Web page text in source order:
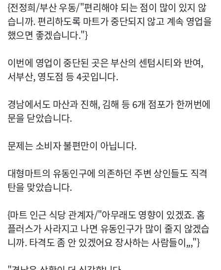
{전정희/부산 우동/"편리해야 되는 점이 많이 있지 않
습니까. 편리하도록 마트가 중단되지 않고 계속 영업을
했으면 좋겠습니다."}
이번에 영업이 중단된 곳은 부산의 센텀시티와 반여,
서부산, 영도점 등 4곳입니다.
경남에서도 마산과 진해, 김해 등 6개 점포가 한꺼번에
문을 닫았습니다.
문제는 소비자 불편만이 아닙니다.
대형마트의 유동인구에 의존하던 주변 상인들도 직격
탄을 맞았습니다.
{마트 인근 식당 관계자/"아무래도 영향이 있겠죠. 홈
플러스가 사라지고 나면 유동인구가 많이 줄지 않겠습
니까. 타격도 좀 안 있겠어요 장사하는 사람들이,,,"}